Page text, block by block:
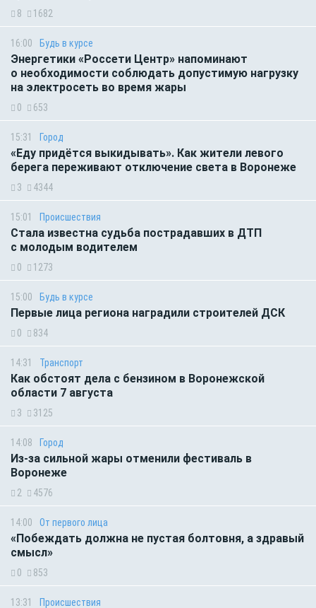
8 1682
16:00 Будь в курсе
Энергетики «Россети Центр» напоминают
о необходимости соблюдать допустимую нагрузку
на электросеть во время жары
0 653
15:31 Город
«Еду придётся выкидывать». Как жители левого
берега переживают отключение света в Воронеже
3 4344
15:01 Происшествия
Стала известна судьба пострадавших в ДТП
с молодым водителем
0 1273
15:00 Будь в курсе
Первые лица региона наградили строителей ДСК
0 834
14:31 Транспорт
Как обстоят дела с бензином в Воронежской
области 7 августа
3 3125
14:08 Город
Из-за сильной жары отменили фестиваль в
Воронеже
2 4576
14:00 От первого лица
«Побеждать должна не пустая болтовня, а здравый
смысл»
0 853
13:31 Происшествия